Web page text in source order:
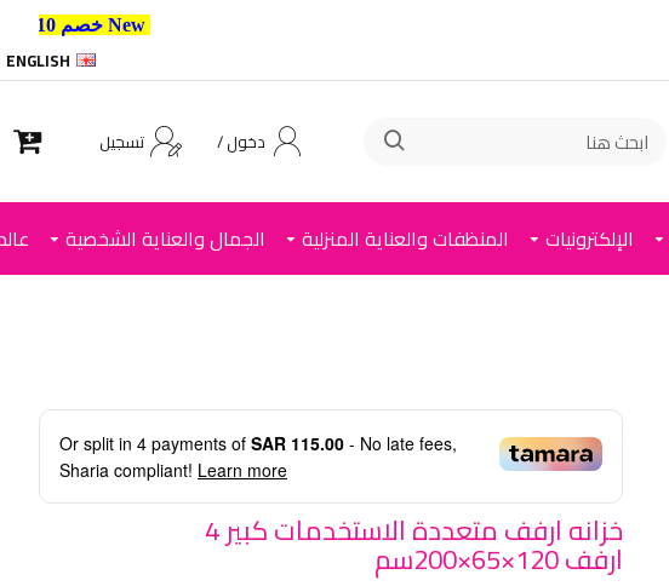
ENGLISH
دخول / تسجيل
الإلكترونيات المنظفات والعناية المنزلية الجمال والعناية الشخصية
Or split in 4 payments of SAR 115.00 - No late fees,
Sharia compliant! Learn more
خزانه ارفف متعددة الاستخدمات كبير 4
ارفف 120×65×200سم